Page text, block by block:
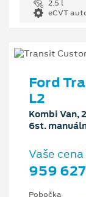
2.5 l
eCVT
Ford
L2
Kombi Van,
6st.
Vaše cena
959
Pobočka